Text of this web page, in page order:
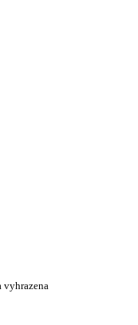
vyhrazena